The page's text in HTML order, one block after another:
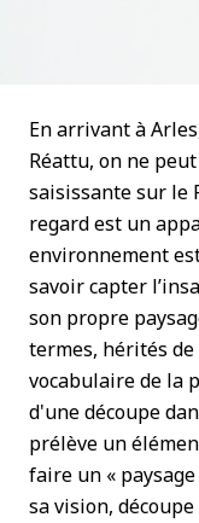
En arrivant à
Réattu, on ne
saisissante sur le
regard est un
environnement
savoir capter
son propre
termes, hérités
vocabulaire de la
d'une découpe
prélève un
faire un «
sa vision,